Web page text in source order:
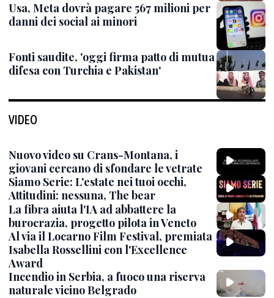
Usa, Meta dovrà pagare 567 milioni per
danni dei social ai minori
Fonti saudite, 'oggi firma patto di mutua
difesa con Turchia e Pakistan'
VIDEO
Nuovo video su Crans-Montana, i
giovani cercano di sfondare le vetrate
Siamo Serie: L'estate nei tuoi occhi,
Attitudini: nessuna, The bear
La fibra aiuta l'IA ad abbattere la
burocrazia, progetto pilota in Veneto
Al via il Locarno Film Festival, premiata
Isabella Rossellini con l'Excellence
Award
Incendio in Serbia, a fuoco una riserva
naturale vicino Belgrado